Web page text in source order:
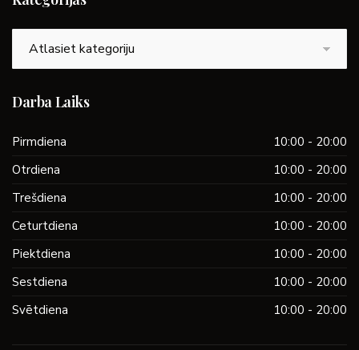
Darba Laiks
Pirmdiena
10:00 - 20:00
Otrdiena
10:00 - 20:00
Trešdiena
10:00 - 20:00
Ceturtdiena
10:00 - 20:00
Piektdiena
10:00 - 20:00
Sestdiena
10:00 - 20:00
Svētdiena
10:00 - 20:00